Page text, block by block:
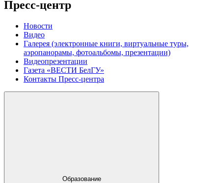
Пресс-центр
Новости
Видео
Галерея (электронные книги, виртуальные туры,
аэропанорамы, фотоальбомы, презентации)
Видеопрезентации
Газета «ВЕСТИ БелГУ»
Контакты Пресс-центра
Образование